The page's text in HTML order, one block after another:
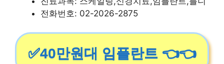
전화번호: 02-2026-2875
✅40만원대 임플란트 👈👈